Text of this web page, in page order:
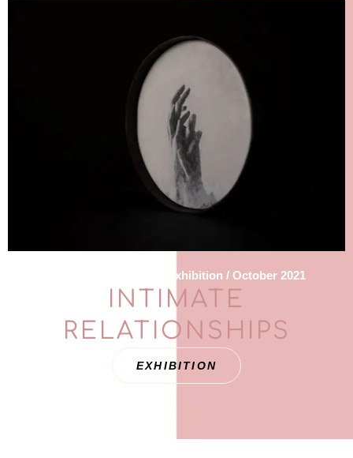
Beijing and Shanghai exhibition / October 2021
INTIMATE
RELATIONSHIPS
EXHIBITION